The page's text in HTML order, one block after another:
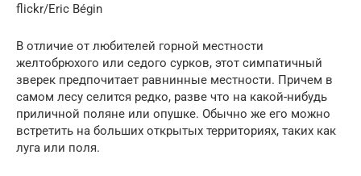
flickr/Eric Bégin
В отличие от любителей горной местности
желтобрюхого или седого сурков, этот симпатичный
зверек предпочитает равнинные местности. Причем в
самом лесу селится редко, разве что на какой-нибудь
приличной поляне или опушке. Обычно же его можно
встретить на больших открытых территориях, таких как
луга или поля.